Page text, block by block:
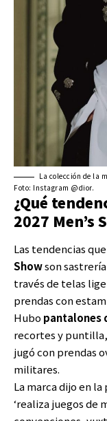
La colección de la
Foto: Instagram @dior.
¿Qué
2027 Men’s
Las tendencias
Showson
través de telas
prendas con
Hubo pantalones
recortes y
jugó con prendas
militares.
La marca dijo en
‘realiza juegos de